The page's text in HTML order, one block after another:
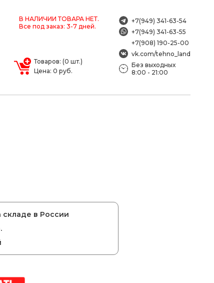
В НАЛИЧИИ ТОВАРА НЕТ.
Все под заказ: 3-7 дней.
Товаров: (0 шт.)
Цена: 0 руб.
+7(949) 341-63-54
+7(949) 341-63-55
+7(908) 190-25-00
vk.com/tehno_land
Без выходных
8:00 - 21:00
в России